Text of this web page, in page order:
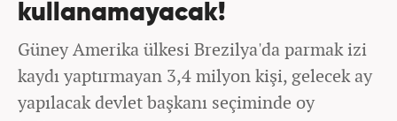
kullanamayacak!
Güney Amerika ülkesi Brezilya'da parmak izi
kaydı yaptırmayan 3,4 milyon kişi, gelecek ay
yapılacak devlet başkanı seçiminde oy